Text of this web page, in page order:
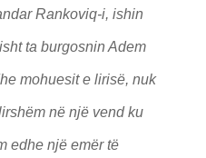
Rankoviq-i, ishin
ta burgosnin Adem
mohuesit e lirisë, nuk
në një vend ku
edhe një emër të